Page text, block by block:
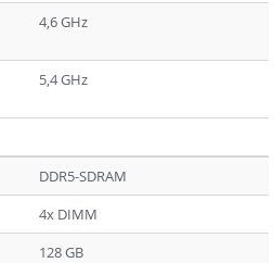
4,6 GHz
5,4 GHz
DDR5-SDRAM
4x DIMM
128 GB